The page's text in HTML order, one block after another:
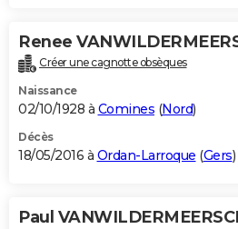
Renee
Créer une cagnotte obsèques
Naissance
02/10/1928 à Comines (Nord)
Décès
18/05/2016 à Ordan-Larroque (Gers)
Paul